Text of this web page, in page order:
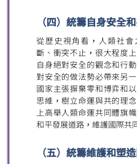
（四）統籌自身安全
從歷史視角看，人類社會
斷、衝突不止，很大程度
自身絕對安全的觀念和行
對安全的做法勢必帶來另
國家主張摒棄零和博弈和
思維，樹立命運與共的理
上高舉人類命運共同體旗
和平發展道路，維護國際共
（五）統籌維護和塑